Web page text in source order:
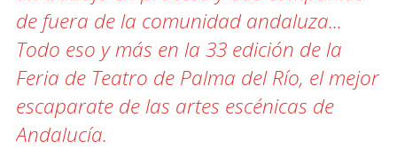
de fuera de la comunidad andaluza...
Todo eso y más en la 33 edición de la
Feria de Teatro de Palma del Río, el mejor
escaparate de las artes escénicas de
Andalucía.